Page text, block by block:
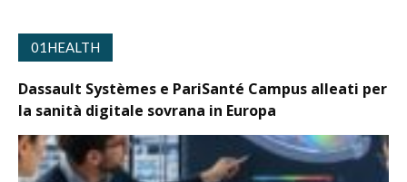
01HEALTH
Dassault Systèmes e PariSanté Campus alleati per
la sanità digitale sovrana in Europa